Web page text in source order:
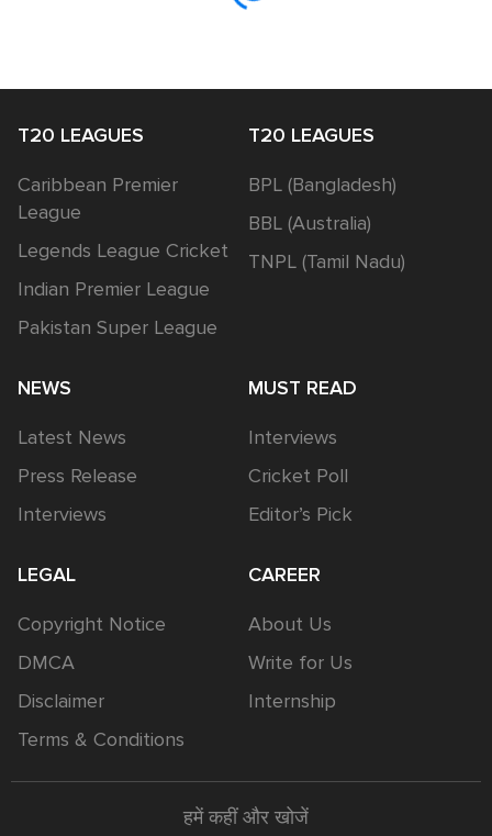
T20 LEAGUES
Caribbean Premier
League
Legends League Cricket
Indian Premier League
Pakistan Super League
T20 LEAGUES
BPL (Bangladesh)
BBL (Australia)
TNPL (Tamil Nadu)
NEWS
Latest News
Press Release
Interviews
MUST READ
Interviews
Cricket Poll
Editor’s Pick
LEGAL
Copyright Notice
DMCA
Disclaimer
Terms & Conditions
CAREER
About Us
Write for Us
Internship
हमें कहीं और खोजें